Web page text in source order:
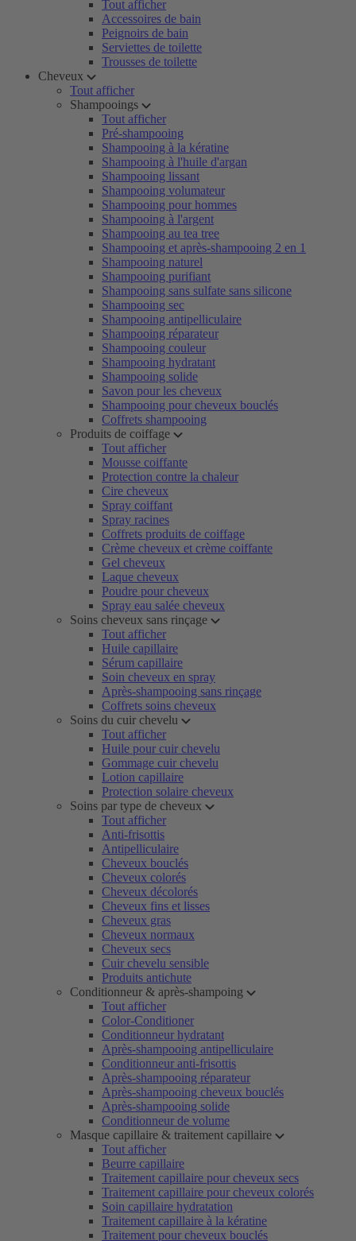
Tout afficher
Accessoires de bain
Peignoirs de bain
Serviettes de toilette
Trousses de toilette
Cheveux
Tout afficher
Shampooings
Tout afficher
Pré-shampooing
Shampooing à la kératine
Shampooing à l'huile d'argan
Shampooing lissant
Shampooing volumateur
Shampooing pour hommes
Shampooing à l'argent
Shampooing au tea tree
Shampooing et après-shampooing 2 en 1
Shampooing naturel
Shampooing purifiant
Shampooing sans sulfate sans silicone
Shampooing sec
Shampooing antipelliculaire
Shampooing réparateur
Shampooing couleur
Shampooing hydratant
Shampooing solide
Savon pour les cheveux
Shampooing pour cheveux bouclés
Coffrets shampooing
Produits de coiffage
Tout afficher
Mousse coiffante
Protection contre la chaleur
Cire cheveux
Spray coiffant
Spray racines
Coffrets produits de coiffage
Crème cheveux et crème coiffante
Gel cheveux
Laque cheveux
Poudre pour cheveux
Spray eau salée cheveux
Soins cheveux sans rinçage
Tout afficher
Huile capillaire
Sérum capillaire
Soin cheveux en spray
Après-shampooing sans rinçage
Coffrets soins cheveux
Soins du cuir chevelu
Tout afficher
Huile pour cuir chevelu
Gommage cuir chevelu
Lotion capillaire
Protection solaire cheveux
Soins par type de cheveux
Tout afficher
Anti-frisottis
Antipelliculaire
Cheveux bouclés
Cheveux colorés
Cheveux décolorés
Cheveux fins et lisses
Cheveux gras
Cheveux normaux
Cheveux secs
Cuir chevelu sensible
Produits antichute
Conditionneur & après-shampoing
Tout afficher
Color-Conditioner
Conditionneur hydratant
Après-shampooing antipelliculaire
Conditionneur anti-frisottis
Après-shampooing réparateur
Après-shampooing cheveux bouclés
Après-shampooing solide
Conditionneur de volume
Masque capillaire & traitement capillaire
Tout afficher
Beurre capillaire
Traitement capillaire pour cheveux secs
Traitement capillaire pour cheveux colorés
Soin capillaire hydratation
Traitement capillaire à la kératine
Traitement pour cheveux bouclés